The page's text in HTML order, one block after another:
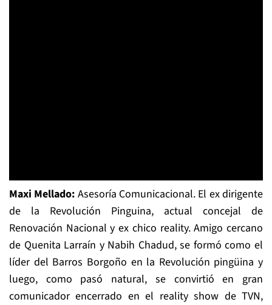
Maxi Mellado: Asesoría Comunicacional. El ex dirigente
de la Revolución Pinguina, actual concejal de
Renovación Nacional y ex chico reality. Amigo cercano
de Quenita Larraín y Nabih Chadud, se formó como el
líder del Barros Borgoño en la Revolución pingüina y
luego, como pasó natural, se convirtió en gran
comunicador encerrado en el reality show de TVN,